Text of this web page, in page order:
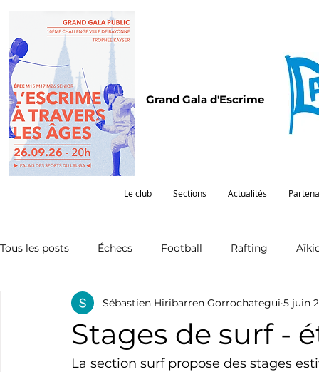
Grand Gala d'Escrime
Le club Sections Actualités
Tous les posts Échecs Football Rafting
Omnisports Partenariat Pelote Pentathlon
Natation Tennis Triathlon
Stages de surf -
Sébastien Hiribarren Gorrochategui 5 juin
La section surf propose des stages